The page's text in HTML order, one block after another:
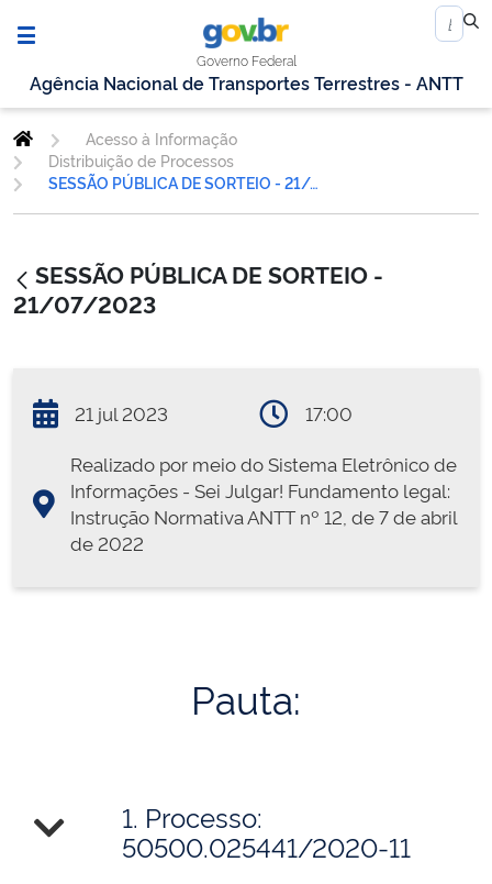
Governo Federal
Agência Nacional de Transportes Terrestres - ANTT
Acesso à Informação
Distribuição de Processos
SESSÃO PÚBLICA DE SORTEIO - 21/07/2023
SESSÃO PÚBLICA DE SORTEIO -
21/07/2023
21 jul 2023
17:00
Realizado por meio do Sistema Eletrônico de
Informações - Sei Julgar! Fundamento legal:
Instrução Normativa ANTT nº 12, de 7 de abril
de 2022
Pauta:
1. Processo:
50500.025441/2020-11